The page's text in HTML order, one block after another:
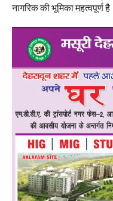
नागरिक की भूमिका महत्वपूर्ण